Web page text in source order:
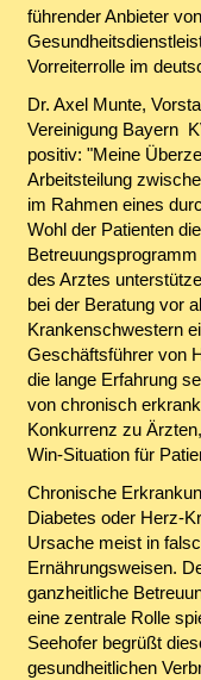
führender Anbieter
Vorreiterrolle im
Dr. Axel Munte,
Vereinigung Bayern
positiv: "Meine
Arbeitsteilung
im Rahmen eines
Wohl der Patienten
des Arztes
bei der Beratung vor
Krankenschwestern
Geschäftsführer von
die lange Erfahrung
von chronisch
Konkurrenz zu
Win-Situation für
Chronische
Diabetes oder Herz-
Ursache meist in
Ernährungsweisen.
ganzheitliche
eine zentrale Rolle
Seehofer begrüßt
gesundheitlichen